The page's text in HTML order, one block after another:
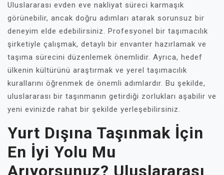
Uluslararası evden eve nakliyat süreci karmaşık
görünebilir, ancak doğru adımları atarak sorunsuz bir
deneyim elde edebilirsiniz. Profesyonel bir taşımacılık
şirketiyle çalışmak, detaylı bir envanter hazırlamak ve
taşıma sürecini düzenlemek önemlidir. Ayrıca, hedef
ülkenin kültürünü araştırmak ve yerel taşımacılık
kurallarını öğrenmek de önemli adımlardır. Bu şekilde,
uluslararası bir taşınmanın getirdiği zorlukları aşabilir ve
yeni evinizde rahat bir şekilde yerleşebilirsiniz.
Yurt Dışına Taşınmak İçin
En İyi Yolu Mu
Arıyorsunuz? Uluslararası